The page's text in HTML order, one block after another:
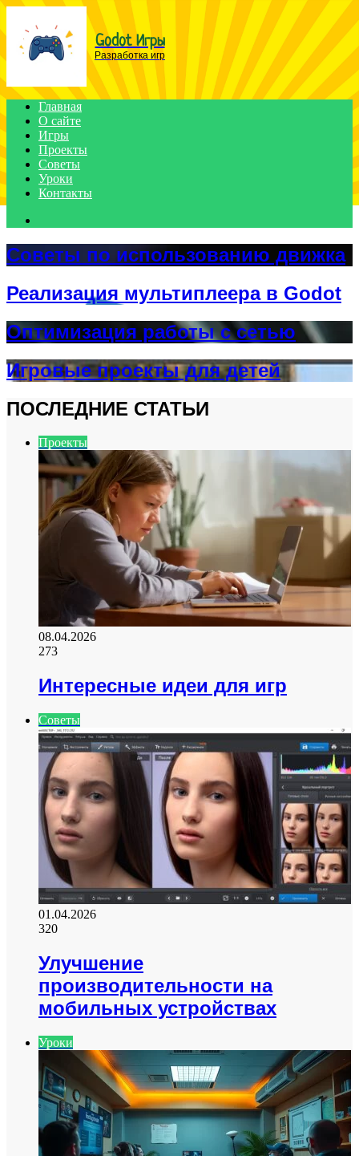
Menu
Godot Игры
Разработка игр
Главная
О сайте
Игры
Проекты
Советы
Уроки
Контакты
Советы по использованию движка
Реализация мультиплеера в Godot
Оптимизация работы с сетью
Игровые проекты для детей
ПОСЛЕДНИЕ СТАТЬИ
Проекты
08.04.2026
273
Интересные идеи для игр
Советы
01.04.2026
320
Улучшение
производительности на
мобильных устройствах
Уроки